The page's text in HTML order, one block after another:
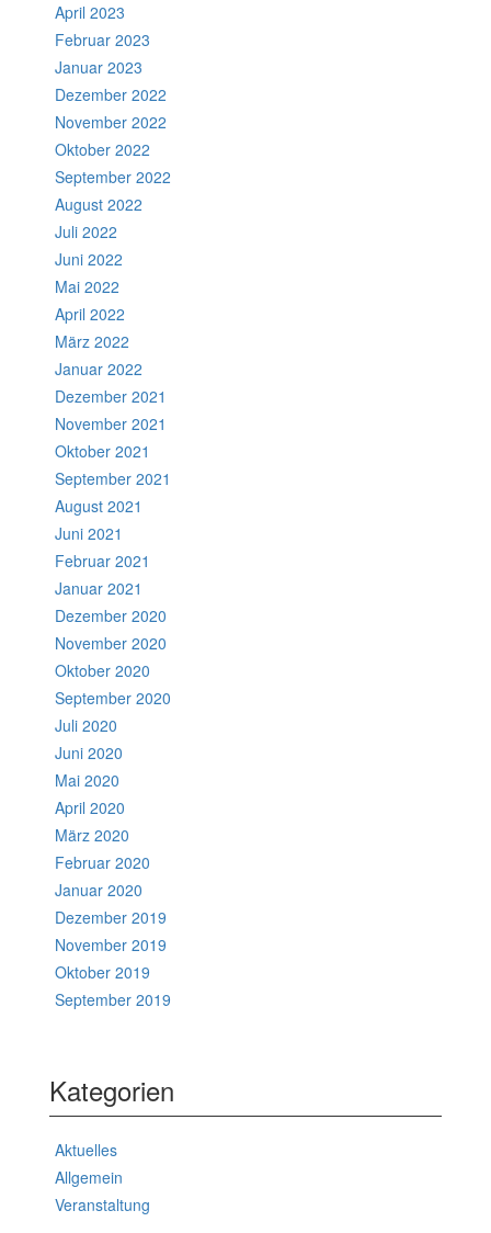
April 2023
Februar 2023
Januar 2023
Dezember 2022
November 2022
Oktober 2022
September 2022
August 2022
Juli 2022
Juni 2022
Mai 2022
April 2022
März 2022
Januar 2022
Dezember 2021
November 2021
Oktober 2021
September 2021
August 2021
Juni 2021
Februar 2021
Januar 2021
Dezember 2020
November 2020
Oktober 2020
September 2020
Juli 2020
Juni 2020
Mai 2020
April 2020
März 2020
Februar 2020
Januar 2020
Dezember 2019
November 2019
Oktober 2019
September 2019
Kategorien
Aktuelles
Allgemein
Veranstaltung